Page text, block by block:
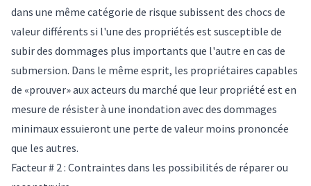
dans une même catégorie de risque subissent des chocs de
valeur différents si l'une des propriétés est susceptible de
subir des dommages plus importants que l'autre en cas de
submersion. Dans le même esprit, les propriétaires capables
de «prouver» aux acteurs du marché que leur propriété est en
mesure de résister à une inondation avec des dommages
minimaux essuieront une perte de valeur moins prononcée
que les autres.
Facteur # 2 : Contraintes dans les possibilités de réparer ou